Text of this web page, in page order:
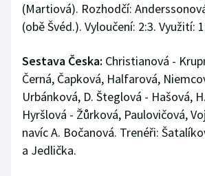
(Martiová). Rozhodčí:
(obě Švéd.). Vyloučení: 2:3. Využití:
Sestava Česka: Christianová -
Černá, Čapková, Halfarová,
Urbánková, D. Šteglová - Hašová,
Hyršlová - Žůrková, Paulovičová,
navíc A. Bočanová. Trenéři:
a Jedlička.